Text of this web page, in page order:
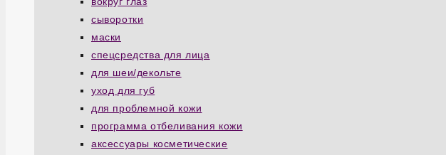
сыворотки
маски
спецсредства для лица
для шеи/декольте
уход для губ
для проблемной кожи
программа отбеливания кожи
аксессуары косметические